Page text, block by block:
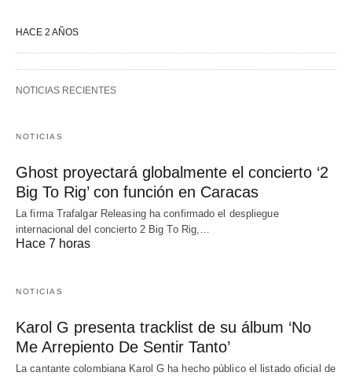
HACE 2 AÑOS
NOTICIAS RECIENTES
NOTICIAS
Ghost proyectará globalmente el concierto ‘2
Big To Rig’ con función en Caracas
La firma Trafalgar Releasing ha confirmado el despliegue
internacional del concierto 2 Big To Rig,…
Hace 7 horas
NOTICIAS
Karol G presenta tracklist de su álbum ‘No
Me Arrepiento De Sentir Tanto’
La cantante colombiana Karol G ha hecho público el listado oficial de